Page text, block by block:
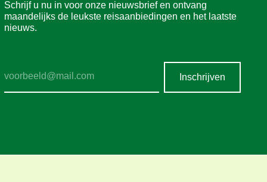
Schrijf u nu in voor onze nieuwsbrief en ontvang
maandelijks de leukste reisaanbiedingen en het laatste
nieuws.
Inschrijven